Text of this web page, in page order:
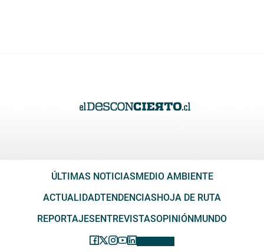
ÚLTIMAS NOTICIASMEDIO AMBIENTE
ACTUALIDADTENDENCIASHOJA DE RUTA
REPORTAJESENTREVISTASOPINIÓNMUNDO